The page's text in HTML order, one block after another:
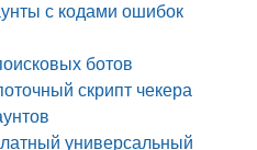
с кодами ошибок
ботов
скрипт чекера
универсальный